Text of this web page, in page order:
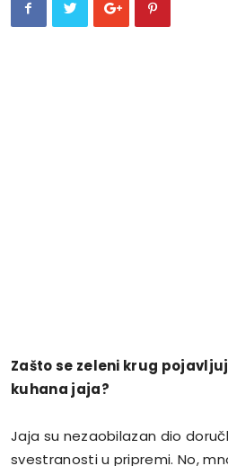
Zašto se zeleni krug
kuhana jaja?
Jaja su nezaobilazan dio
svestranosti u pripremi. No,